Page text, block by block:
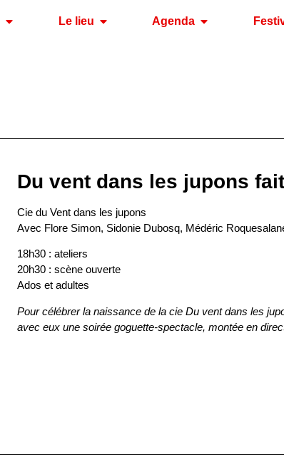
Le lieu Agenda
Du vent dans les jupons
Cie du Vent dans les jupons
Avec Flore Simon, Sidonie Dubosq, Médéric
18h30 : ateliers
20h30 : scène ouverte
Ados et adultes
Pour célébrer la naissance de la cie Du vent dans les
avec eux une soirée goguette-spectacle, montée en